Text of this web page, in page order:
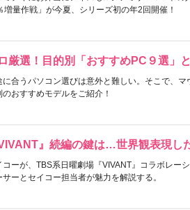
増量作戦」が今夏、シリーズ初の年2回開催！
厳選！目的別「おすすめPC９選」
に合うパソコン選びは意外と難しい。そこで、
のおすすめモデルをご紹介！
VIVANT』続編の鍵は…世界観表現し
コーが、TBS系日曜劇場『VIVANT』コラボレー
サーとセイコー担当者が魅力を解説する。